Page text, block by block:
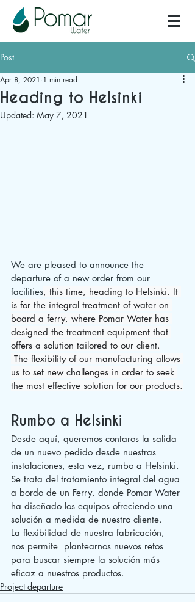
Post
Heading to Helsinki
Apr 8, 2021 1 min read
Updated: May 7, 2021
We are pleased to announce the
departure of a new order from our
facilities, this time, heading to Helsinki. It
is for the integral treatment of water on
board a ferry, where Pomar Water has
designed the treatment equipment that
offers a solution tailored to our client.
us to set new challenges in order to seek
the most effective solution for our products.
Rumbo a Helsinki
Desde aquí, queremos contaros la salida
de un nuevo pedido desde nuestras
instalaciones, esta vez, rumbo a Helsinki.
Se trata del tratamiento integral del agua
a bordo de un Ferry, donde Pomar Water
ha diseñado los equipos ofreciendo una
solución a medida de nuestro cliente.
La flexibilidad de nuestra fabricación,
nos permite  plantearnos nuevos retos
para buscar siempre la solución más
eficaz a nuestros productos.
Project departure